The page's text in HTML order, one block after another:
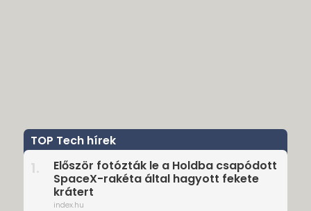
TOP Tech hírek
1.
Először fotózták le a Holdba csapódott
SpaceX-rakéta által hagyott fekete
krátert
index.hu